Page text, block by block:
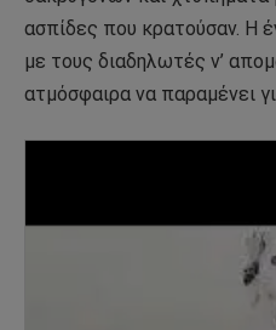
ασπίδες που κρατούσαν. Η
με τους διαδηλωτές ν’
ατμόσφαιρα να παραμένει